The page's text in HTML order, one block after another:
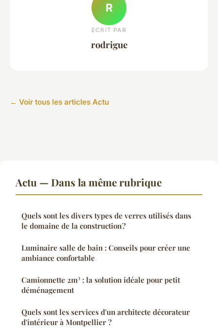
R
ECRIT PAR
rodrigue
← Voir tous les articles Actu
Actu — Dans la même rubrique
Quels sont les divers types de verres utilisés dans
le domaine de la construction ?
Luminaire salle de bain : Conseils pour créer une
ambiance confortable
Camionnette 2m³ : la solution idéale pour petit
déménagement
Quels sont les services d'un architecte décorateur
d'intérieur à Montpellier ?